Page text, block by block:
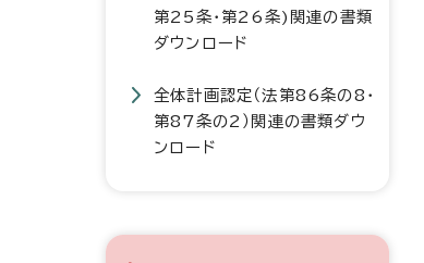
第25条・第26条)関連の書類
ダウンロード
全体計画認定（法第86条の8・
第87条の2）関連の書類ダウ
ンロード